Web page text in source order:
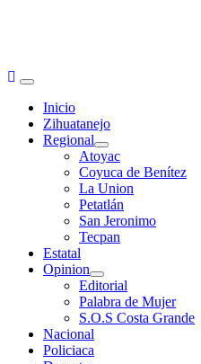
Primary
MenuInicio
Zihuatanejo
Regional
Atoyac
Coyuca de Benítez
La Union
Petatlán
San Jeronimo
Tecpan
Estatal
Opinion
Editorial
Palabra de Mujer
S.O.S Costa Grande
Nacional
Policiaca